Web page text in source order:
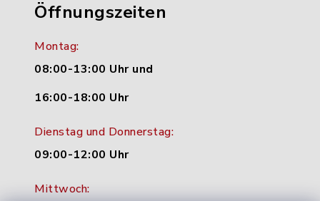
Öffnungszeiten
Montag:
08:00-13:00 Uhr und
16:00-18:00 Uhr
Dienstag und Donnerstag:
09:00-12:00 Uhr
Mittwoch: